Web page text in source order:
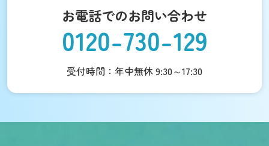
お電話でのお問い合わせ
0120-730-129
受付時間：年中無休 9:30～17:30